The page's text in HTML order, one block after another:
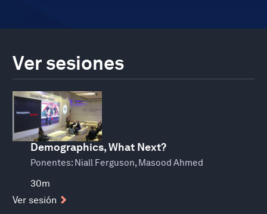
Ver sesiones
Demographics, What Next?
Ponentes: Niall Ferguson, Masood Ahmed
30m
Ver sesión